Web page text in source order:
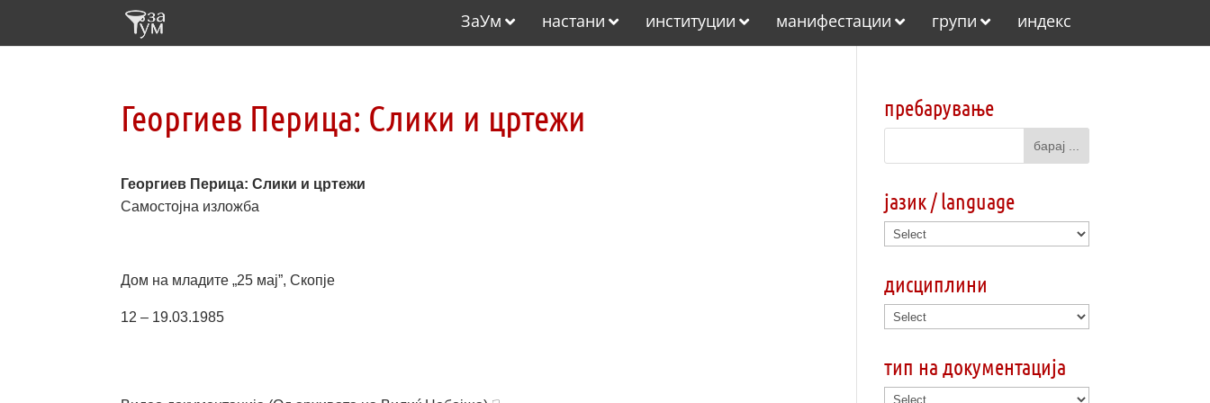
ЗаУм настани институции манифестации групи индекс
Георгиев Перица: Слики и цртежи
Георгиев Перица: Слики и цртежи
Самостојна изложба
Дом на младите „25 мај”, Скопје
12 – 19.03.1985
пребарување
јазик / language
дисциплини
тип на документација